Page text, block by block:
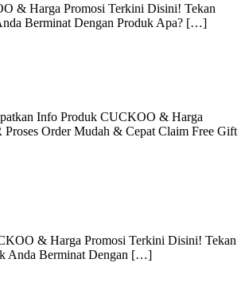
& Harga Promosi Terkini Disini! Tekan
Berminat Dengan Produk Apa? […]
Info Produk CUCKOO & Harga
Order Mudah & Cepat Claim Free Gift
& Harga Promosi Terkini Disini! Tekan
Anda Berminat Dengan […]